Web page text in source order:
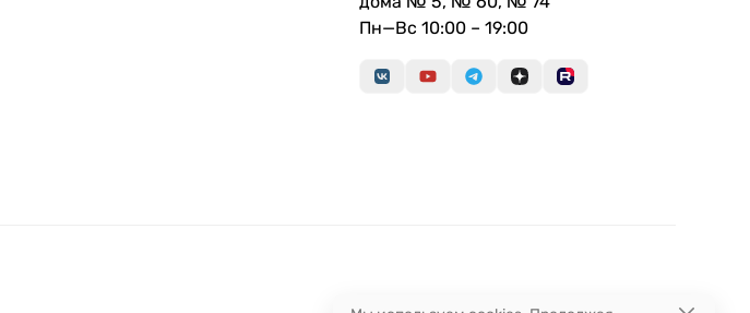
Пн—Вс 10:00 – 19:00